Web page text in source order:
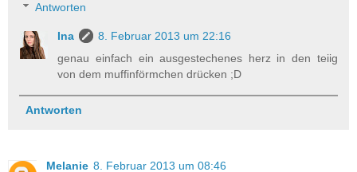
Antworten
Ina
8. Februar 2013 um 22:16
genau einfach ein ausgestechenes herz in den teiig
von dem muffinförmchen drücken ;D
Antworten
Melanie 8. Februar 2013 um 08:46